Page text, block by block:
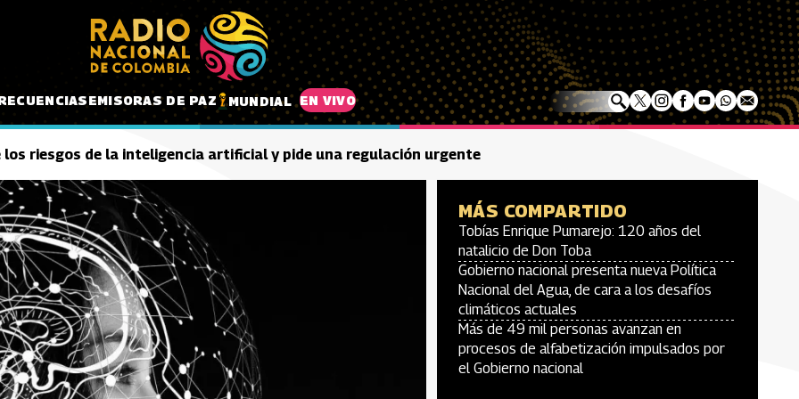
EMISORAS DE PAZ MUNDIAL EN VIVO
los riesgos de la inteligencia artificial y pide una regulación urgente
MÁS COMPARTIDO
Tobías Enrique Pumarejo: 120 años del
natalicio de Don Toba
Gobierno nacional presenta nueva Política
Nacional del Agua, de cara a los desafíos
climáticos actuales
Más de 49 mil personas avanzan en
procesos de alfabetización impulsados por
el Gobierno nacional